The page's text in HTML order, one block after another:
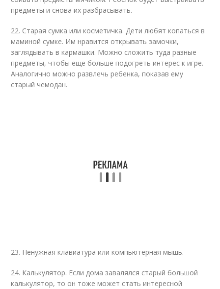
предметы и снова их разбрасывать.
22. Старая сумка или косметичка. Дети любят копаться в
маминой сумке. Им нравится открывать замочки,
заглядывать в кармашки. Можно сложить туда разные
предметы, чтобы еще больше подогреть интерес к игре.
Аналогично можно развлечь ребенка, показав ему
старый чемодан.
23. Ненужная клавиатура или компьютерная мышь.
24. Калькулятор. Если дома завалялся старый большой
калькулятор, то он тоже может стать интересной